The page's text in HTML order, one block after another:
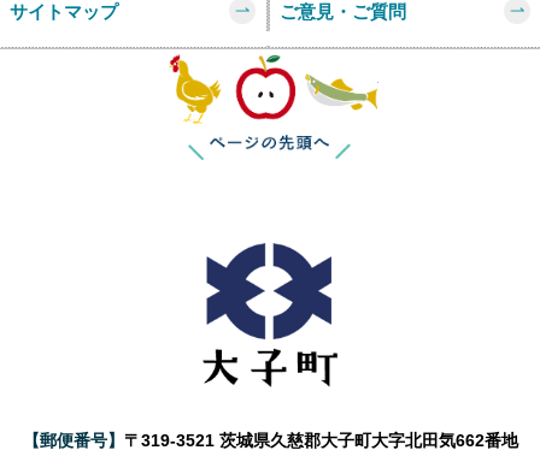
サイトマップ ご意見・ご質問
【郵便番号】 〒319-3521 茨城県久慈郡大子町大字北田気662番地